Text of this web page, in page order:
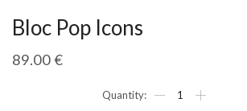
Bloc Pop Icons
89.00€